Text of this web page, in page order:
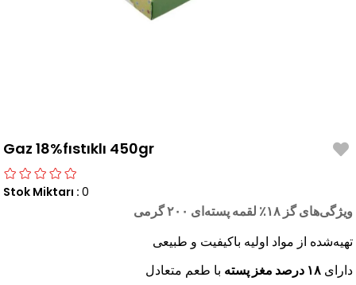
Gaz 18%fıstıklı 450gr
Stok Miktarı : 0
ویژگی‌های گز ۱۸ ٪ لقمه پسته‌ای ۲۰۰ گرمی
تهیه‌شده از مواد اولیه باکیفیت و طبیعی
دارای۱۸ درصد مغز پسته با طعم متعادل